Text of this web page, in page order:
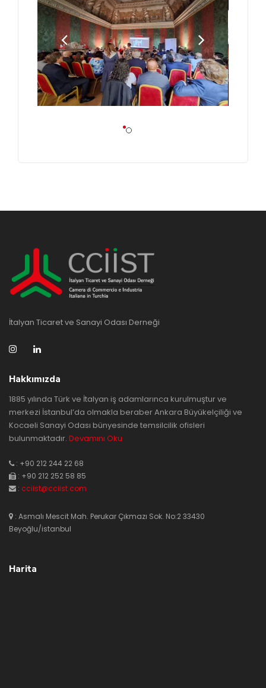
İtalyan Ticaret ve Sanayi Odası Derneği
Hakkımızda
1885 yılında Türk ve İtalyan iş adamlarınca kurulmuştur ve
merkezi İstanbul’da olmakla beraber Ankara Büyükelçiliği ve
Kocaeli Sanayi Odası bünyesinde temsilcilik ofisleri
bulunmaktadır. Devamını Oku
: +90 212 244 22 68
: +90 212 252 58 85
: cciist@cciist.com
: Asmalı Mescit Mah. Perukar Çıkmazı Sok. No:2 33430
Beyoğlu/istanbul
Harita